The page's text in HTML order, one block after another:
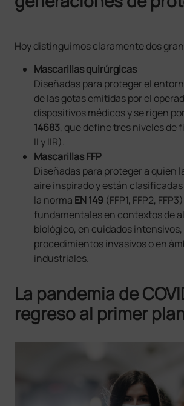
Hoy distinguimos claramente dos
Mascarillas quirúrgicas
Diseñadas para proteger el
de las gotas emitidas por el
dispositivos médicos y se rigen
14683, que define tres niveles de
II y IIR).
Mascarillas FFP
Diseñadas para proteger a quien
aire inspirado y están clasificadas
la norma EN 149 (FFP1, FFP2,
fundamentales en contextos de
biológico, en cuidados
procedimientos invasivos o en
industriales.
La pandemia de
regreso al primer